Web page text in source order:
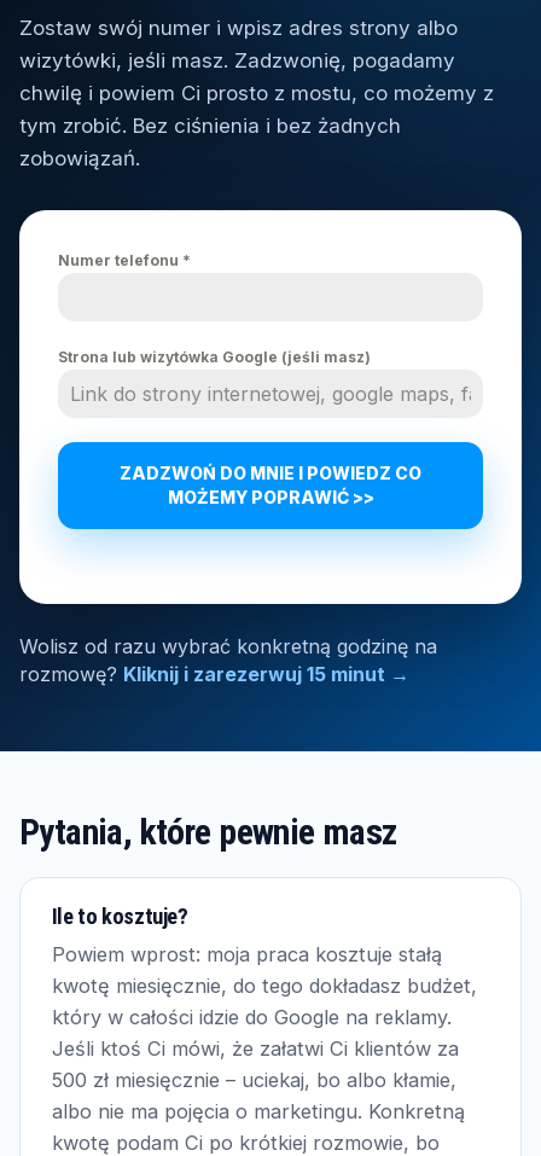
Zostaw swój numer i wpisz adres strony albo
wizytówki, jeśli masz. Zadzwonię, pogadamy
chwilę i powiem Ci prosto z mostu, co możemy z
tym zrobić. Bez ciśnienia i bez żadnych
zobowiązań.
Numer telefonu *
Strona lub wizytówka Google (jeśli masz)
ZADZWOŃ DO MNIE I POWIEDZ CO
MOŻEMY POPRAWIĆ >>
Wolisz od razu wybrać konkretną godzinę na
rozmowę? Kliknij i zarezerwuj 15 minut →
Pytania, które pewnie masz
Ile to kosztuje?
Powiem wprost: moja praca kosztuje stałą
kwotę miesięcznie, do tego dokładasz budżet,
który w całości idzie do Google na reklamy.
Jeśli ktoś Ci mówi, że załatwi Ci klientów za
500 zł miesięcznie – uciekaj, bo albo kłamie,
albo nie ma pojęcia o marketingu. Konkretną
kwotę podam Ci po krótkiej rozmowie, bo